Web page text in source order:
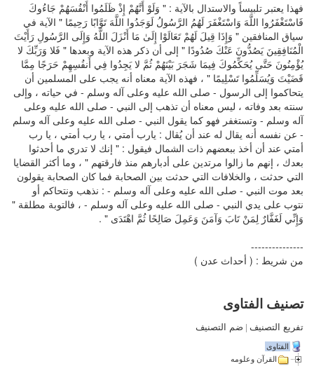
فهذا يعتبر تلبيساً والاستدال بالآية : " وَلَوْ أَنَّهُمْ إِذْ ظَلَمُوا أَنْفُسَهُمْ جَاءُوكَ
فَاسْتَغْفَرُوا اللَّهَ وَاسْتَغْفَرَ لَهُمُ الرَّسُولُ لَوَجَدُوا اللَّهَ تَوَّابًا رَحِيمًا " الآية في
سياق المنافقين " وَإِذَا قِيلَ لَهُمْ تَعَالَوْا إِلَىٰ مَا أَنْزَلَ اللَّهُ وَإِلَى الرَّسُولِ رَأَيْتَ
الْمُنَافِقِينَ يَصُدُّونَ عَنْكَ صُدُودًا " إلى أن ذكر هذه الآية وبعدها " فَلا وَرَبِّكَ لا
يُؤْمِنُونَ حَتَّى يُحَكِّمُوكَ فِيمَا شَجَرَ بَيْنَهُمْ ثُمَّ لا يَجِدُوا فِي أَنفُسِهِمْ حَرَجًا مِمَّا
قَضَيْتَ وَيُسَلِّمُوا تَسْلِيمًا " ، فهذه الآية معناه أنه يجب على المسلمين أن
يتحاكموا إلى الرسول - صلى الله عليه وعلى آله وسلم - في حياته ، وإلى
سنته بعد وفاته ، ليس معناه أن تذهب إلى النبي - صلى الله عليه وعلى
آله وسلم - وتستغفر فهو كما يقول النبي - صلى الله عليه وعلى آله وسلم
- عن نفسه أنه يقال له عند أن يُقال : يارب أمتي ، يا رب أمتي ، يا رب
أمتي عند أن أخذ ببعضهم ذات الشمال فيقول : " إنك لا تدري ما أحدثوا
بعدك ، إنهم ما زالوا مرتدين على أدبارهم منذ فارقتهم " ، وما أكثر القضايا
التي حدثت ، والخلافات التي حدثت بين الصحابة فما كان الصحابة يقولون
بعد موت النبي - صلى الله عليه وعلى آله وسلم - : نذهب ونتحاكم أو
نتوب على يدي النبي - صلى الله عليه وعلى آله وسلم - ، فالتوبة مطلقة "
وَإِنِّي لَغَفَّارٌ لِمَنْ تَابَ وَآمَنَ وَعَمِلَ صَالِحًا ثُمَّ اهْتَدَى " .
---------------
من شريط : ( أحداث عدن )
تصنيف الفتاوى
تفريع التصنيف | ضم التصنيف
الفتاوى
القرآن وعلومه